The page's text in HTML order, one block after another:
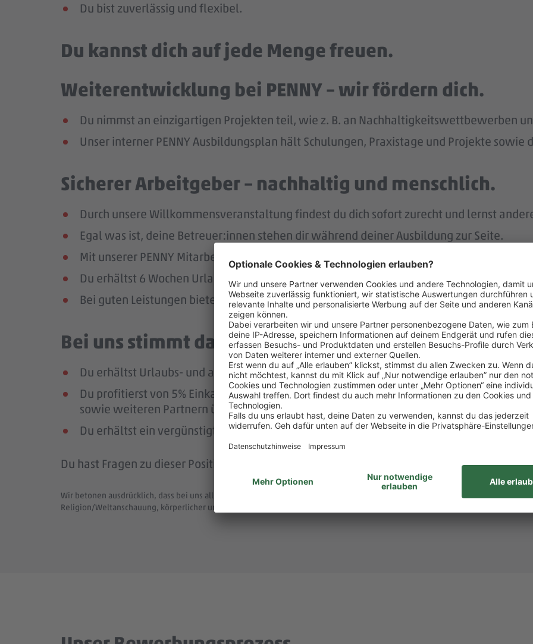
Du bist zuverlässig und flexibel.
Du kannst dich auf jede Menge freuen.
Weiterentwicklung bei PENNY – wir fördern dich.
Du nimmst an einzigartigen Projekten teil, wie z. B. an Nachhaltigkeitswettbewerben
Unser interner PENNY Ausbildungsplan hält Schulungen, Praxistage und Projekte
Sicherer Arbeitgeber – nachhaltig und menschlich.
Durch unsere Willkommensveranstaltung findest du dich sofort zurecht und lernst
Egal was ist, deine Betreuer:innen stehen dir während deiner Ausbildung zur Seite.
Mit unserer PENNY Mitarbeitenden-App bist du immer gut informiert und intern vernetzt.
Du erhältst 6 Wochen Urlaub pro Jahr.
Bei guten Leistungen bieten wir dir nach deiner Ausbildung eine Übernahme in ein
Bei uns stimmt das Gehalt – und noch mehr.
Du erhältst Urlaubs- und ab dem zweiten Jahr auch noch Weihnachtsgeld.
Du profitierst von 5% Einkaufsrabatt bei PENNY und REWE, weiteren Rabatten beim
sowie weiteren Partnern über die Plattform Corporate Benefits.
Du erhältst ein vergünstigtes Deutschlandticket.
Du hast Fragen zu dieser Position (Job-ID: 933532)? Dann melde dich bei Steffi Mollnau
Wir betonen ausdrücklich, dass bei uns alle Menschen - unabhängig von Geschlecht/geschlechtlicher Identität, ethnischer
Religion/Weltanschauung, körperlicher und geistiger Fähigkeiten, Alter sowie sexueller Orientierung oder weiterer